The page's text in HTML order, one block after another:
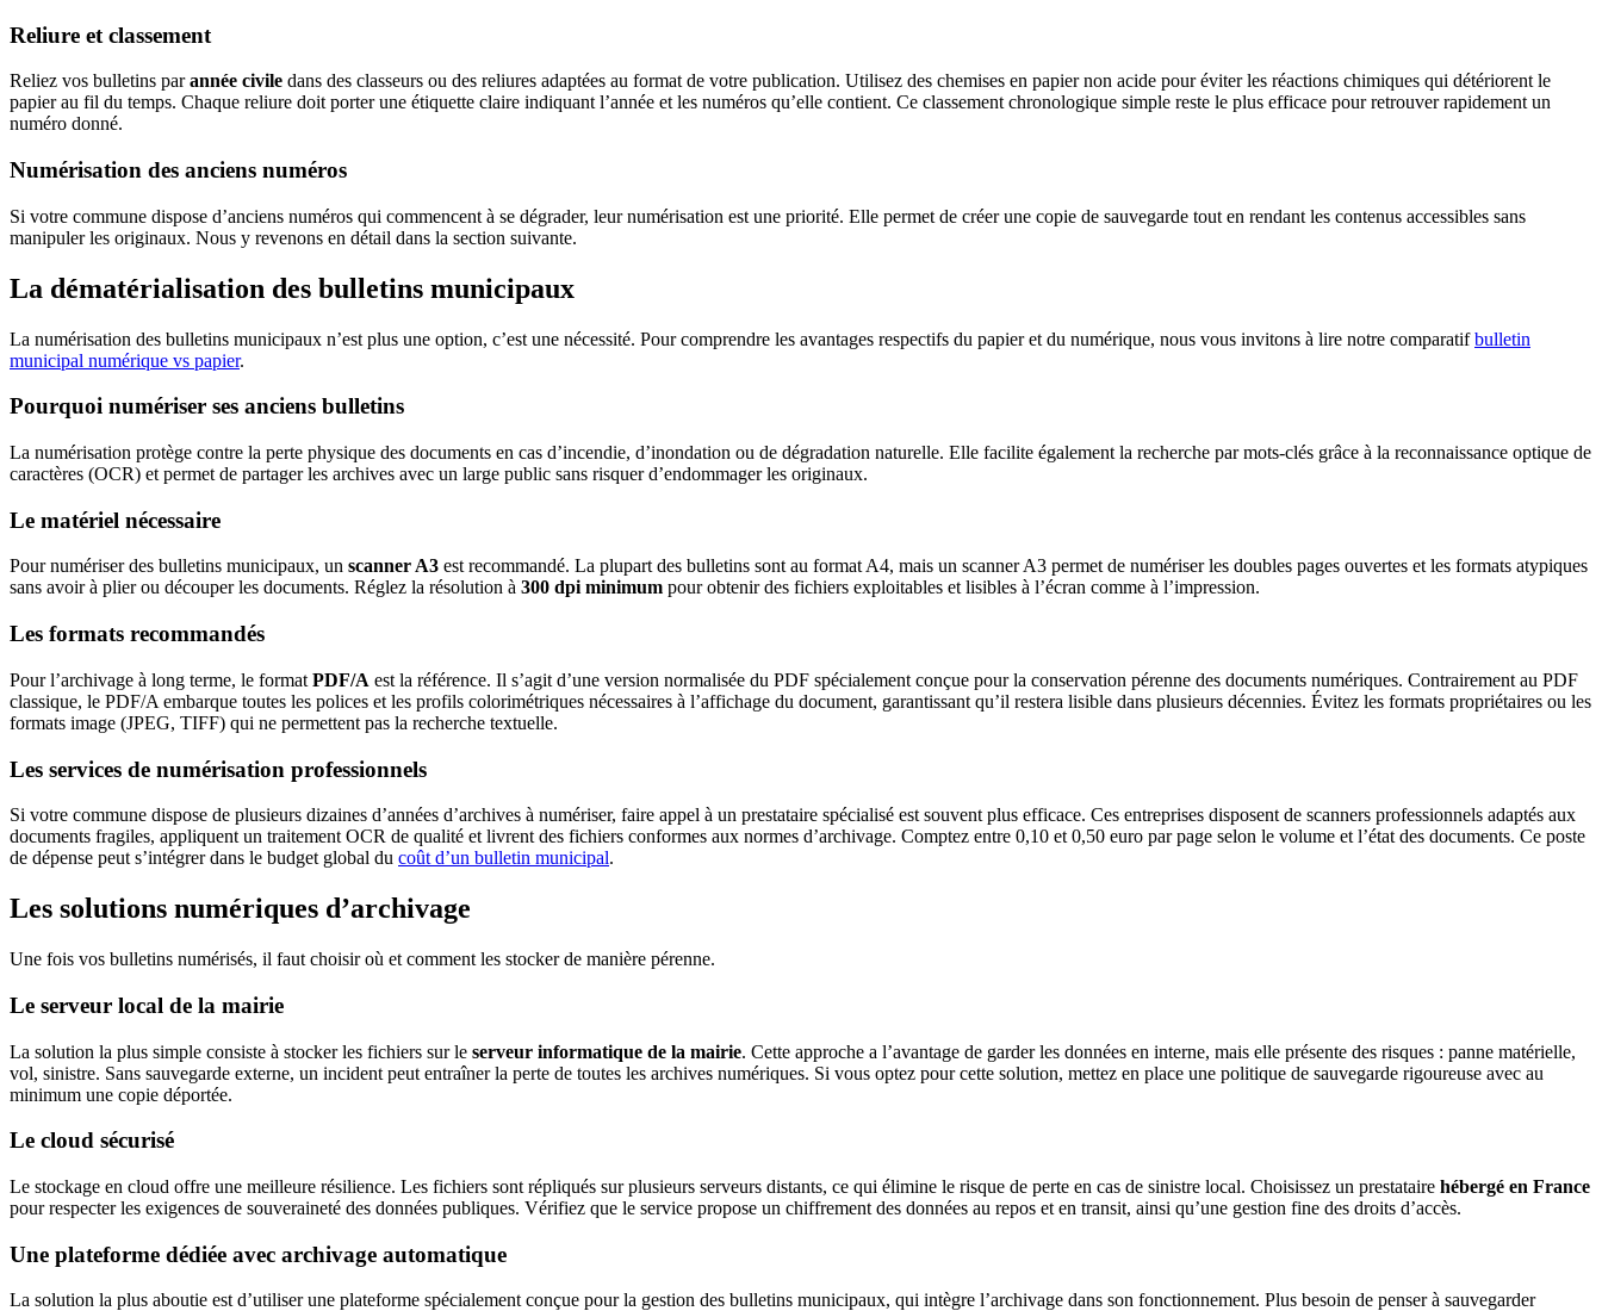
Reliure et classement
Reliez vos bulletins parannée civile dans des classeurs ou des reliures adaptées au format de votre publication. Utilisez des chemises en papier non acide pour éviter les réactions chimiques qui détériorent le
papier au fil du temps. Chaque reliure doit porter une étiquette claire indiquant l’année et les numéros qu’elle contient. Ce classement chronologique simple reste le plus efficace pour retrouver rapidement un
numéro donné.
Numérisation des anciens numéros
Si votre commune dispose d’anciens numéros qui commencent à se dégrader, leur numérisation est une priorité. Elle permet de créer une copie de sauvegarde tout en rendant les contenus accessibles sans
manipuler les originaux. Nous y revenons en détail dans la section suivante.
La dématérialisation des bulletins municipaux
La numérisation des bulletins municipaux n’est plus une option, c’est une nécessité. Pour comprendre les avantages respectifs du papier et du numérique, nous vous invitons à lire notre comparatifbulletin
municipal numérique vs papier.
Pourquoi numériser ses anciens bulletins
La numérisation protège contre la perte physique des documents en cas d’incendie, d’inondation ou de dégradation naturelle. Elle facilite également la recherche par mots-clés grâce à la reconnaissance optique de
caractères (OCR) et permet de partager les archives avec un large public sans risquer d’endommager les originaux.
Le matériel nécessaire
Pour numériser des bulletins municipaux, un scanner A3 est recommandé. La plupart des bulletins sont au format A4, mais un scanner A3 permet de numériser les doubles pages ouvertes et les formats atypiques
sans avoir à plier ou découper les documents. Réglez la résolution à 300 dpi minimum pour obtenir des fichiers exploitables et lisibles à l’écran comme à l’impression.
Les formats recommandés
Pour l’archivage à long terme, le format PDF/A est la référence. Il s’agit d’une version normalisée du PDF spécialement conçue pour la conservation pérenne des documents numériques. Contrairement au PDF
classique, le PDF/A embarque toutes les polices et les profils colorimétriques nécessaires à l’affichage du document, garantissant qu’il restera lisible dans plusieurs décennies. Évitez les formats propriétaires ou les
formats image (JPEG, TIFF) qui ne permettent pas la recherche textuelle.
Les services de numérisation professionnels
Si votre commune dispose de plusieurs dizaines d’années d’archives à numériser, faire appel à un prestataire spécialisé est souvent plus efficace. Ces entreprises disposent de scanners professionnels adaptés aux
documents fragiles, appliquent un traitement OCR de qualité et livrent des fichiers conformes aux normes d’archivage. Comptez entre 0,10 et 0,50 euro par page selon le volume et l’état des documents. Ce poste
de dépense peut s’intégrer dans le budget global du coût d’un bulletin municipal.
Les solutions numériques d’archivage
Une fois vos bulletins numérisés, il faut choisir où et comment les stocker de manière pérenne.
Le serveur local de la mairie
La solution la plus simple consiste à stocker les fichiers sur le serveur informatique de la mairie. Cette approche a l’avantage de garder les données en interne, mais elle présente des risques : panne matérielle,
vol, sinistre. Sans sauvegarde externe, un incident peut entraîner la perte de toutes les archives numériques. Si vous optez pour cette solution, mettez en place une politique de sauvegarde rigoureuse avec au
minimum une copie déportée.
Le cloud sécurisé
Le stockage en cloud offre une meilleure résilience. Les fichiers sont répliqués sur plusieurs serveurs distants, ce qui élimine le risque de perte en cas de sinistre local. Choisissez un prestataire hébergé en France
pour respecter les exigences de souveraineté des données publiques. Vérifiez que le service propose un chiffrement des données au repos et en transit, ainsi qu’une gestion fine des droits d’accès.
Une plateforme dédiée avec archivage automatique
La solution la plus aboutie est d’utiliser une plateforme spécialement conçue pour la gestion des bulletins municipaux, qui intègre l’archivage dans son fonctionnement. Plus besoin de penser à sauvegarder